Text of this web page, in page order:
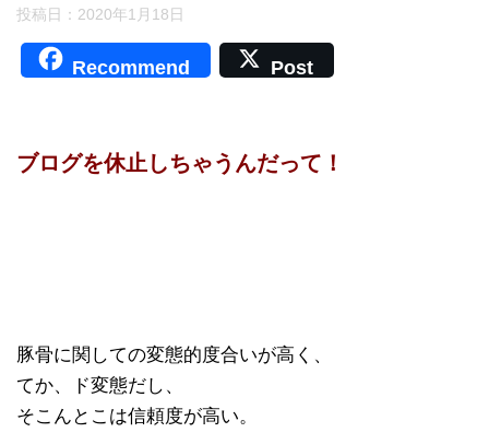
投稿日： 2020年1月18日
Recommend Post
ブログを休止しちゃうんだって！
豚骨に関しての変態的度合いが高く、
てか、ド変態だし、
そこんとこは信頼度が高い。